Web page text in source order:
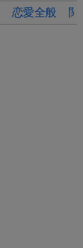
恋愛全般 関